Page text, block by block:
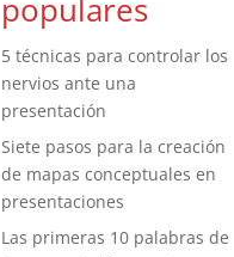
populares
5 técnicas para controlar los
nervios ante una
presentación
Siete pasos para la creación
de mapas conceptuales en
presentaciones
Las primeras 10 palabras de